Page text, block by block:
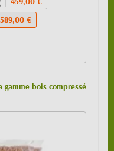
589,00 €
bois compressé